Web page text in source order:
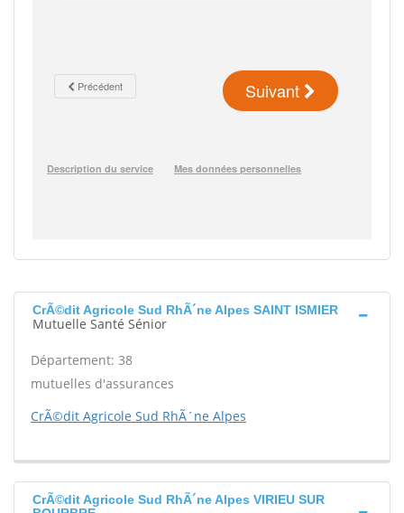
CrÃ©dit Agricole Sud RhÃ´ne Alpes SAINT ISMIER
Mutuelle Santé Sénior
Département: 38
mutuelles d'assurances
CrÃ©dit Agricole Sud RhÃ´ne Alpes
CrÃ©dit Agricole Sud RhÃ´ne Alpes VIRIEU SUR